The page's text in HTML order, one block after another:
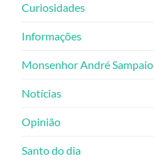
Curiosidades
Informações
Monsenhor André Sampaio
Notícias
Opinião
Santo do dia